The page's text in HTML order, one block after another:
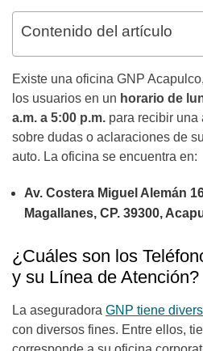
Contenido del artículo
Existe una oficina GNP
los usuarios en un horario de
a.m. a 5:00 p.m. para recibir una
sobre dudas o aclaraciones de
auto. La oficina se encuentra en:
Av. Costera Miguel Alemán
Magallanes, CP. 39300,
¿Cuáles son los
y su Línea de Atención?
La aseguradora GNP tiene
con diversos fines. Entre ellos,